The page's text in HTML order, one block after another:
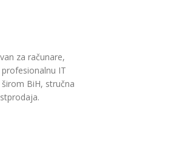
za računare,
IT
BiH, stručna